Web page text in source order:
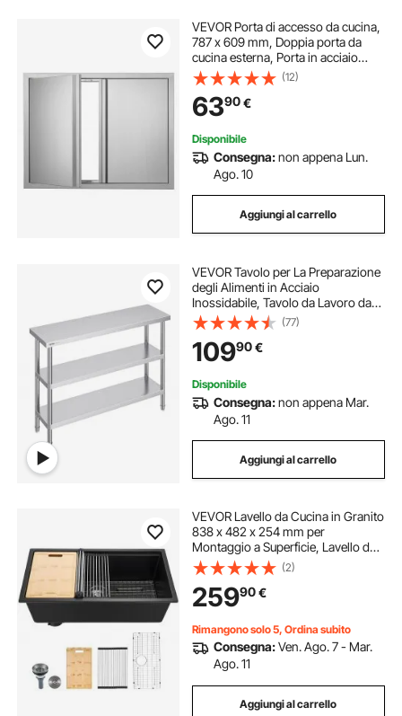
VEVOR Porta di accesso da cucina,
787 x 609 mm, Doppia porta da
cucina esterna, Porta in acciaio
inossidabile per isola cucina,
stazione cucina, mobiletto da
esterno
(12)
6390€
Disponibile
Consegna:non appena Lun.
Ago. 10
Aggiungi al carrello
VEVOR Tavolo per La Preparazione
degli Alimenti in Acciaio
Inossidabile, Tavolo da Lavoro da
Cucina Commerciale 356 x 1219 x
864 mm 2 Ripiani Inferiori
Regolabili, per Barbecue, Cucina,
Casa, Garage
(77)
10990€
Disponibile
Consegna:non appena Mar.
Ago. 11
Aggiungi al carrello
VEVOR Lavello da Cucina in Granito
838 x 482 x 254 mm per
Montaggio a Superficie, Lavello da
Cucina da Incasso in Stile Rurale
con Accessori, per Camper, Cucine
di Preparazione, Bar, Nero
(2)
25990€
Rimangono solo 5, Ordina subito
Consegna:Ven. Ago. 7 - Mar.
Ago. 11
Aggiungi al carrello